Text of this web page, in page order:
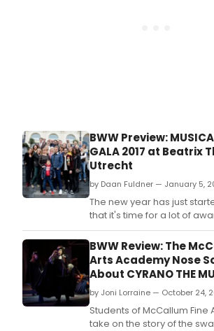
BWW Preview:
GALA 2017 at Beatrix
Utrecht
by Daan Fuldner — January 5,
The new year has just
that it's time for a lot of
BWW Review: The
Arts Academy Nose
About CYRANO THE
by Joni Lorraine — October 24,
Students of McCallum Fine
take on the story of the